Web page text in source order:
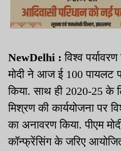
NewDelhi :विश्व
मोदी ने आज ई 100 पायलट
किया. साथ ही 2020-25 के
मिश्रण की कार्ययोजना पर
का अनावरण किया. पीएम
कॉन्फ्रेंसिंग के जरिए